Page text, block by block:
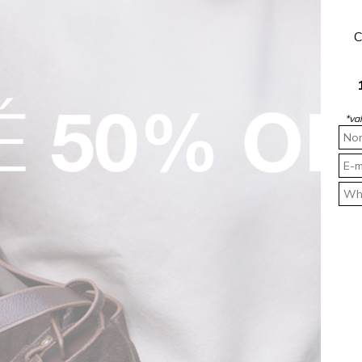
R$
da ROCKSHAM, onde o vintage encontra o moderno. Nossas
e sarja, garantindo uma modelagem que valoriza a cintura e oferece
ideais para diversas ocasiões. Descubra a calça mom perfeita para
guarda-roupa com a ROCKSHAM.